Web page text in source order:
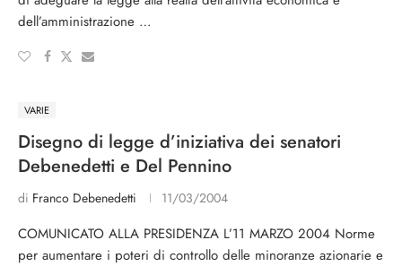
dell’amministrazione …
VARIE
Disegno di legge d’iniziativa dei senatori
Debenedetti e Del Pennino
di Franco Debenedetti 11/03/2004
COMUNICATO ALLA PRESIDENZA L’11 MARZO 2004 Norme
per aumentare i poteri di controllo delle minoranze azionarie e